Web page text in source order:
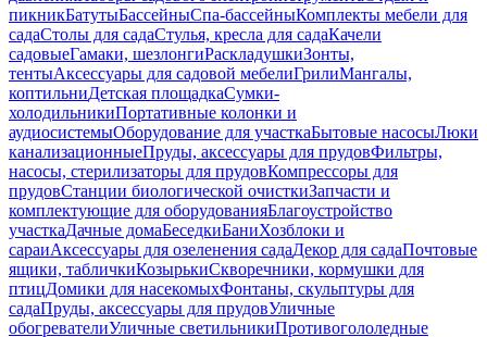
пикникБатутыБассейныСпа-бассейныКомплекты мебели для
садаСтолы для садаСтулья, кресла для садаКачели
садовыеГамаки, шезлонгиРаскладушкиЗонты,
тентыАксессуары для садовой мебелиГрилиМангалы,
коптильниДетская площадкаСумки-
холодильникиПортативные колонки и
аудиосистемыОборудование для участкаБытовые насосыЛюки
канализационныеПруды, аксессуары для прудовФильтры,
насосы, стерилизаторы для прудовКомпрессоры для
прудовСтанции биологической очисткиЗапчасти и
комплектующие для оборудованияБлагоустройство
участкаДачные домаБеседкиБаниХозблоки и
сараиАксессуары для озеленения садаДекор для садаПочтовые
ящики, табличкиКозырькиСкворечники, кормушки для
птицДомики для насекомыхФонтаны, скульптуры для
садаПруды, аксессуары для прудовУличные
обогревателиУличные светильникиПротивогололедные